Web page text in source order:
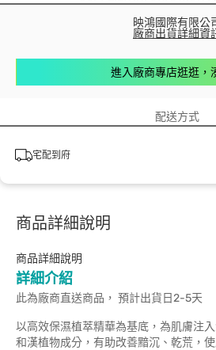
映鴻國際有限公
廠商出貨詳細資
進入廠商專店逛逛，
配送方式
宅配到府
商品詳細說明
商品詳細說明
詳細介紹
此為廠商直送商品， 預計出貨日2-5天
以高效保濕植萃精華為基底，為肌膚注
和漢植物成分，有助改善黯沉、乾荒，